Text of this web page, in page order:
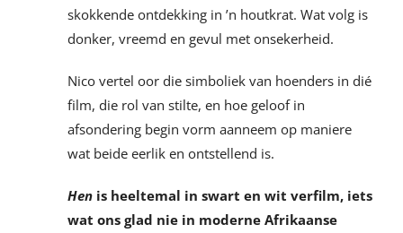
skokkende ontdekking in ’n houtkrat. Wat volg is
donker, vreemd en gevul met onsekerheid.
Nico vertel oor die simboliek van hoenders in dié
film, die rol van stilte, en hoe geloof in
afsondering begin vorm aanneem op maniere
wat beide eerlik en ontstellend is.
Henis heeltemal in swart en wit verfilm, iets
wat ons glad nie in moderne Afrikaanse